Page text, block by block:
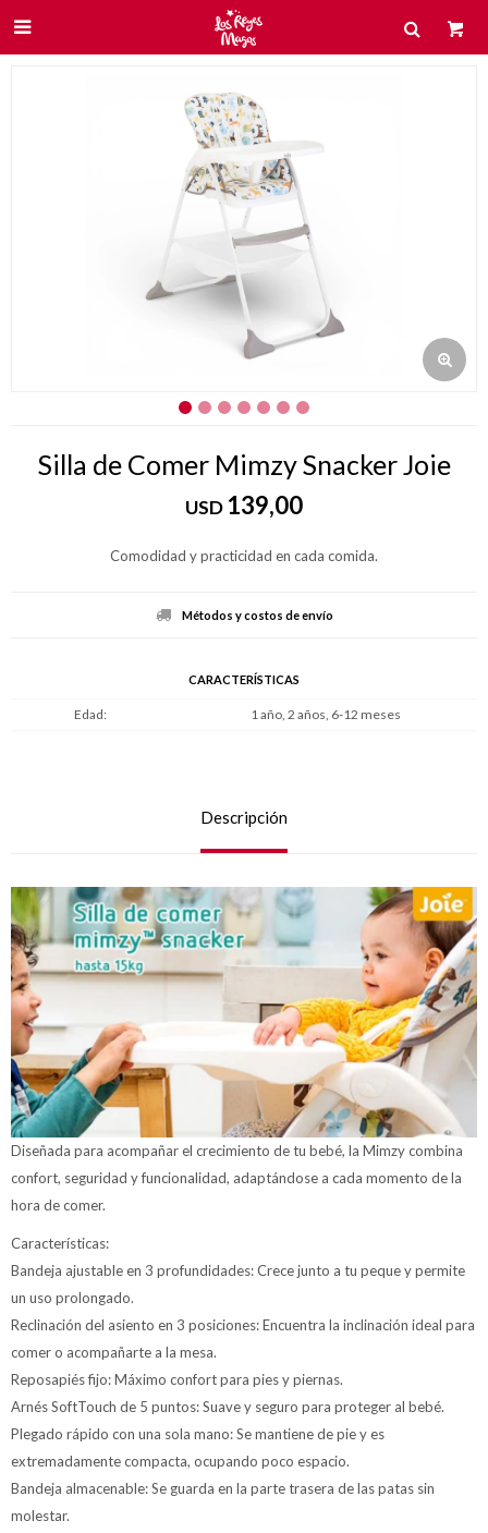

Silla de Comer Mimzy Snacker Joie
USD 139,00
Comodidad y practicidad en cada comida.
Métodos y costos de envío
CARACTERÍSTICAS
Edad 1 año, 2 años, 6-12 meses
Descripción
Diseñada para acompañar el crecimiento de tu bebé, la Mimzy combina
confort, seguridad y funcionalidad, adaptándose a cada momento de la
hora de comer.
Características:
Bandeja ajustable en 3 profundidades: Crece junto a tu peque y permite
un uso prolongado.
Reclinación del asiento en 3 posiciones: Encuentra la inclinación ideal para
comer o acompañarte a la mesa.
Reposapiés fijo: Máximo confort para pies y piernas.
Arnés SoftTouch de 5 puntos: Suave y seguro para proteger al bebé.
Plegado rápido con una sola mano: Se mantiene de pie y es
extremadamente compacta, ocupando poco espacio.
Bandeja almacenable: Se guarda en la parte trasera de las patas sin
molestar.